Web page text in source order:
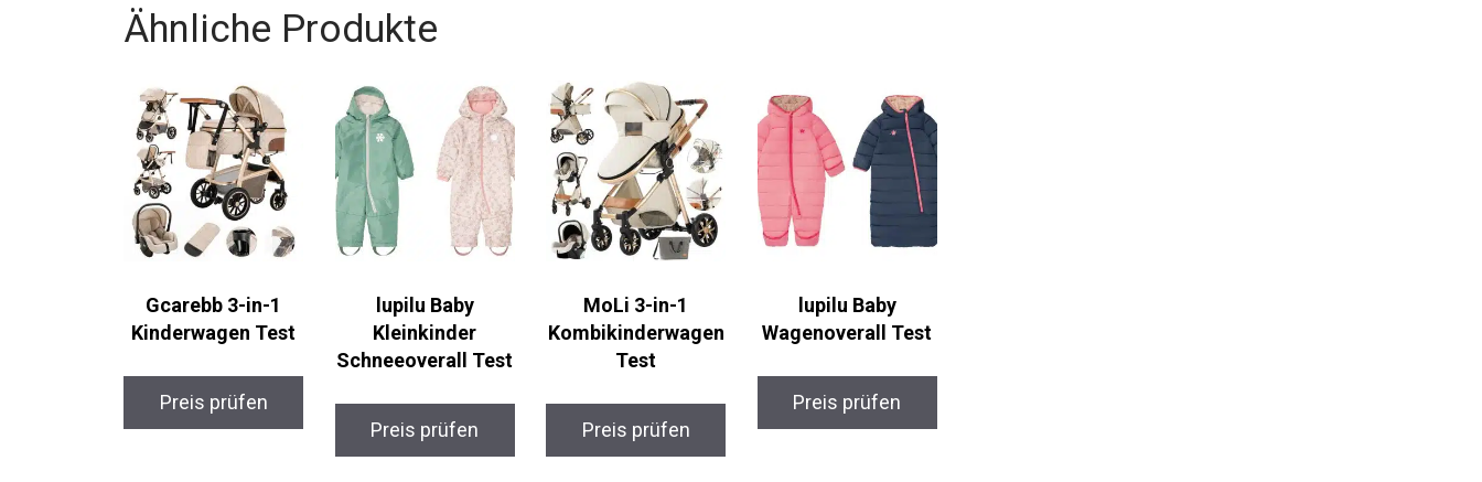
Ähnliche Produkte
Gcarebb 3-in-1
Kinderwagen Test
Preis prüfen
lupilu Baby
Kleinkinder
Schneeoverall Test
Preis prüfen
MoLi 3-in-1
Kombikinderwagen
Test
Preis prüfen
lupilu Baby
Wagenoverall Test
Preis prüfen